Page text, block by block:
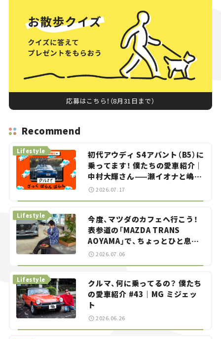
応募はこちら！（8月31日まで）
Recommend
初代アウディ S4アバント（B5）に
乗ってます！ 僕たちの愛車紹介｜
中村大輝さん——瀬イオナと嶋田
智之の「クルマでざっくばらんば
らん！」＃20
Lifestyle
2026.07.17
今度、マツダのカフェへ行こう！
表参道の「MAZDA TRANS
AOYAMA」で、ちょっとひと息。
——連載｜CCGとクルマでどうす
Lifestyle
2026.07.06
クルマ、何に乗ってるの？ 僕たち
の愛車紹介 #43｜MG ミジェッ
ト
Lifestyle
2026.06.26